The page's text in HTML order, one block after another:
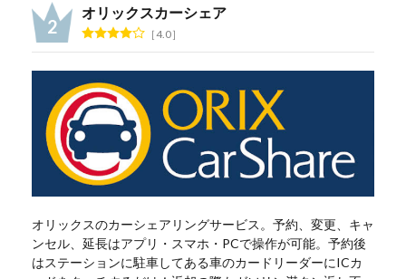
オリックスカーシェア
4.0
オリックスのカーシェアリングサービス。予約、変更、キャ
ンセル、延長はアプリ・スマホ・PCで操作が可能。予約後
はステーションに駐車してある車のカードリーダーにICカ